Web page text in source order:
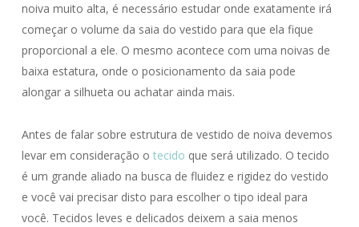
noiva muito alta, é necessário estudar onde exatamente irá
começar o volume da saia do vestido para que ela fique
proporcional a ele. O mesmo acontece com uma noivas de
baixa estatura, onde o posicionamento da saia pode
alongar a silhueta ou achatar ainda mais.
Antes de falar sobre estrutura de vestido de noiva devemos
levar em consideração o tecido que será utilizado. O tecido
é um grande aliado na busca de fluidez e rigidez do vestido
e você vai precisar disto para escolher o tipo ideal para
você. Tecidos leves e delicados deixem a saia menos